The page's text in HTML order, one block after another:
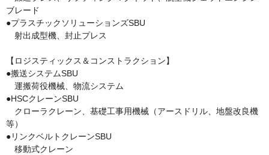
ブレード
●プラスチックソリューションズSBU
射出成型機、封止プレス
【ロジスティックス＆コンストラクション】
●搬送システムSBU
運搬荷役機械、物流システム
●HSCクレーンSBU
クローラクレーン、基礎工事用機械（アースドリル、地盤改良機
等）
●リンクベルトクレーンSBU
移動式クレーン